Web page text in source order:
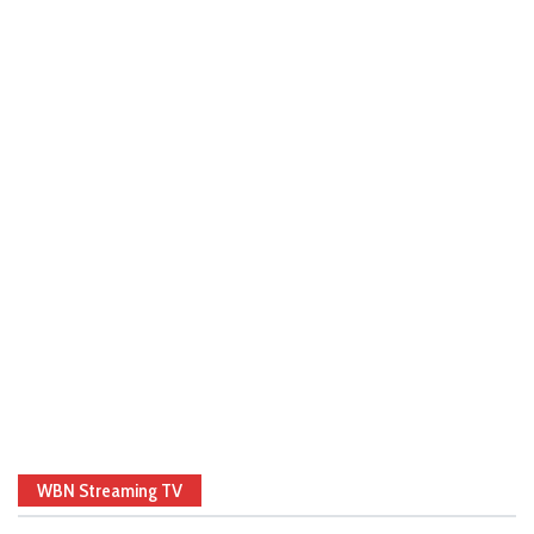
WBN Streaming TV